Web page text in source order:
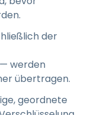
der
— werden
übertragen.
geordnete